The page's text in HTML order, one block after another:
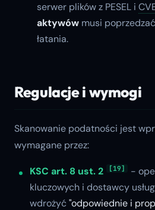
serwer plików z PESEL i
aktywów musi
łatania.
Regulacje i wymogi
Skanowanie podatności jest
wymagane przez:
KSC art. 8 ust. 2 [19]
-
kluczowych i dostawcy
wdrożyć"odpowiednie i